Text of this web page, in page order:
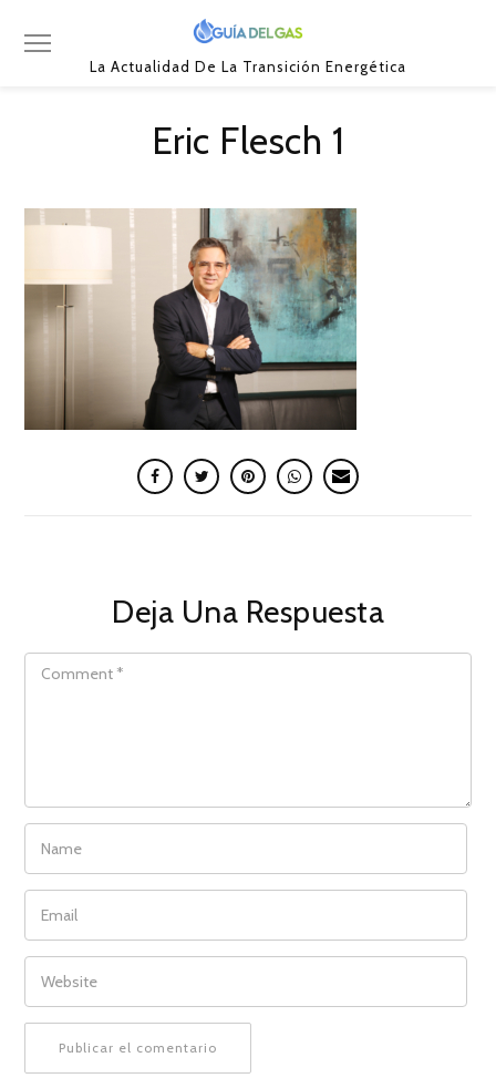
La Actualidad De La Transición Energética
Eric Flesch 1
Deja Una Respuesta
COMMENT
NAME
EMAIL
WEBSITE